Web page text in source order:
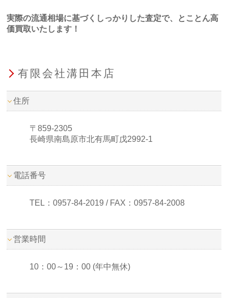
実際の流通相場に基づくしっかりした査定で、とことん高
価買取いたします！
有限会社溝田本店
住所
〒859-2305
長崎県南島原市北有馬町戊2992-1
電話番号
TEL：0957-84-2019 / FAX：0957-84-2008
営業時間
10：00～19：00 (年中無休)